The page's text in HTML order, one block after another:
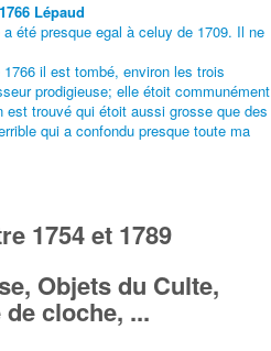
Lépaud
été presque egal à celuy de 1709. Il ne
il est tombé, environ les trois
prodigieuse; elle étoit communément
trouvé qui étoit aussi grosse que des
qui a confondu presque toute ma
1754 et 1789
Objets du Culte,
cloche, ...